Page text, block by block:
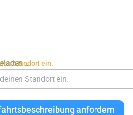
…
Standort ein.
anfordern